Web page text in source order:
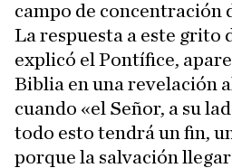
campo de concentración
La respuesta a este grito
explicó el Pontífice,
Biblia en una revelación al
cuando «el Señor, a su
todo esto tendrá un fin,
porque la salvación